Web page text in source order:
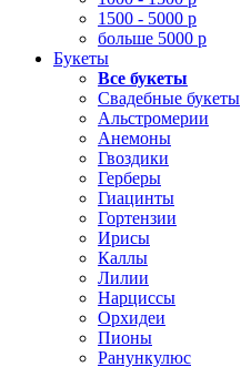
1500 - 5000 р
больше 5000 р
Букеты
Все букеты
Свадебные букеты
Альстромерии
Анемоны
Гвоздики
Герберы
Гиацинты
Гортензии
Ирисы
Каллы
Лилии
Нарциссы
Орхидеи
Пионы
Ранункулюс